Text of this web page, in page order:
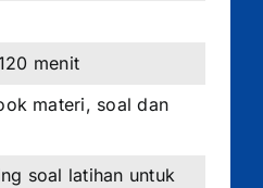
menit
materi, soal dan
soal latihan untuk